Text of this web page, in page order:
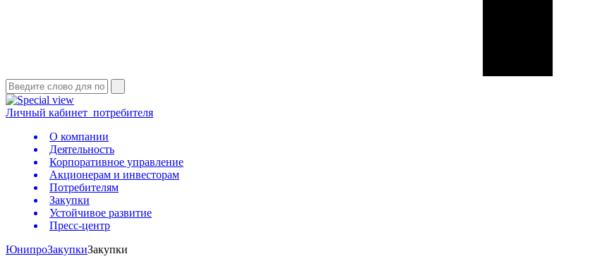
Личный кабинет потребителя
О компании
Деятельность
Корпоративное управление
Акционерам и инвесторам
Потребителям
Закупки
Устойчивое развитие
Пресс-центр
ЮнипроЗакупкиЗакупки